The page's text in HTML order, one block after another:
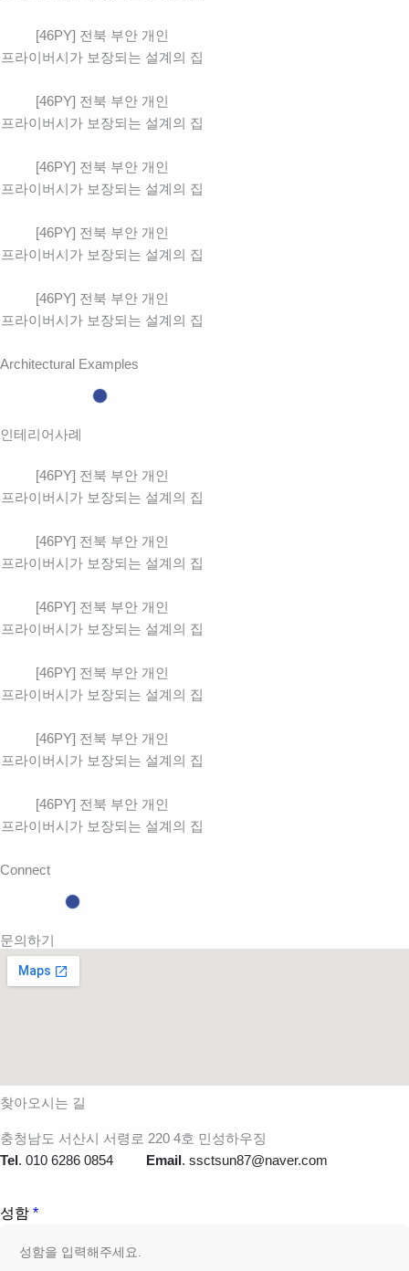
[46PY] 전북 부안 개인
프라이버시가 보장되는 설계의 집
[46PY] 전북 부안 개인
프라이버시가 보장되는 설계의 집
[46PY] 전북 부안 개인
프라이버시가 보장되는 설계의 집
[46PY] 전북 부안 개인
프라이버시가 보장되는 설계의 집
[46PY] 전북 부안 개인
프라이버시가 보장되는 설계의 집
Architectural Examples
인테리어사례
[46PY] 전북 부안 개인
프라이버시가 보장되는 설계의 집
[46PY] 전북 부안 개인
프라이버시가 보장되는 설계의 집
[46PY] 전북 부안 개인
프라이버시가 보장되는 설계의 집
[46PY] 전북 부안 개인
프라이버시가 보장되는 설계의 집
[46PY] 전북 부안 개인
프라이버시가 보장되는 설계의 집
[46PY] 전북 부안 개인
프라이버시가 보장되는 설계의 집
Connect
문의하기
찾아오시는 길
충청남도 서산시 서령로 220 4호 민성하우징
Tel. 010 6286 0854 Email. ssctsun87@naver.com
성함 *